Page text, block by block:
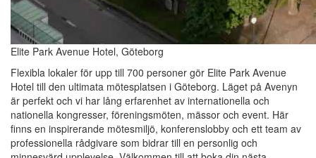
Elite Park Avenue Hotel, Göteborg
Flexibla lokaler för upp till 700 personer gör Elite Park Avenue
Hotel till den ultimata mötesplatsen i Göteborg. Läget på Avenyn
är perfekt och vi har lång erfarenhet av internationella och
nationella kongresser, föreningsmöten, mässor och event. Här
finns en inspirerande mötesmiljö, konferenslobby och ett team av
professionella rådgivare som bidrar till en personlig och